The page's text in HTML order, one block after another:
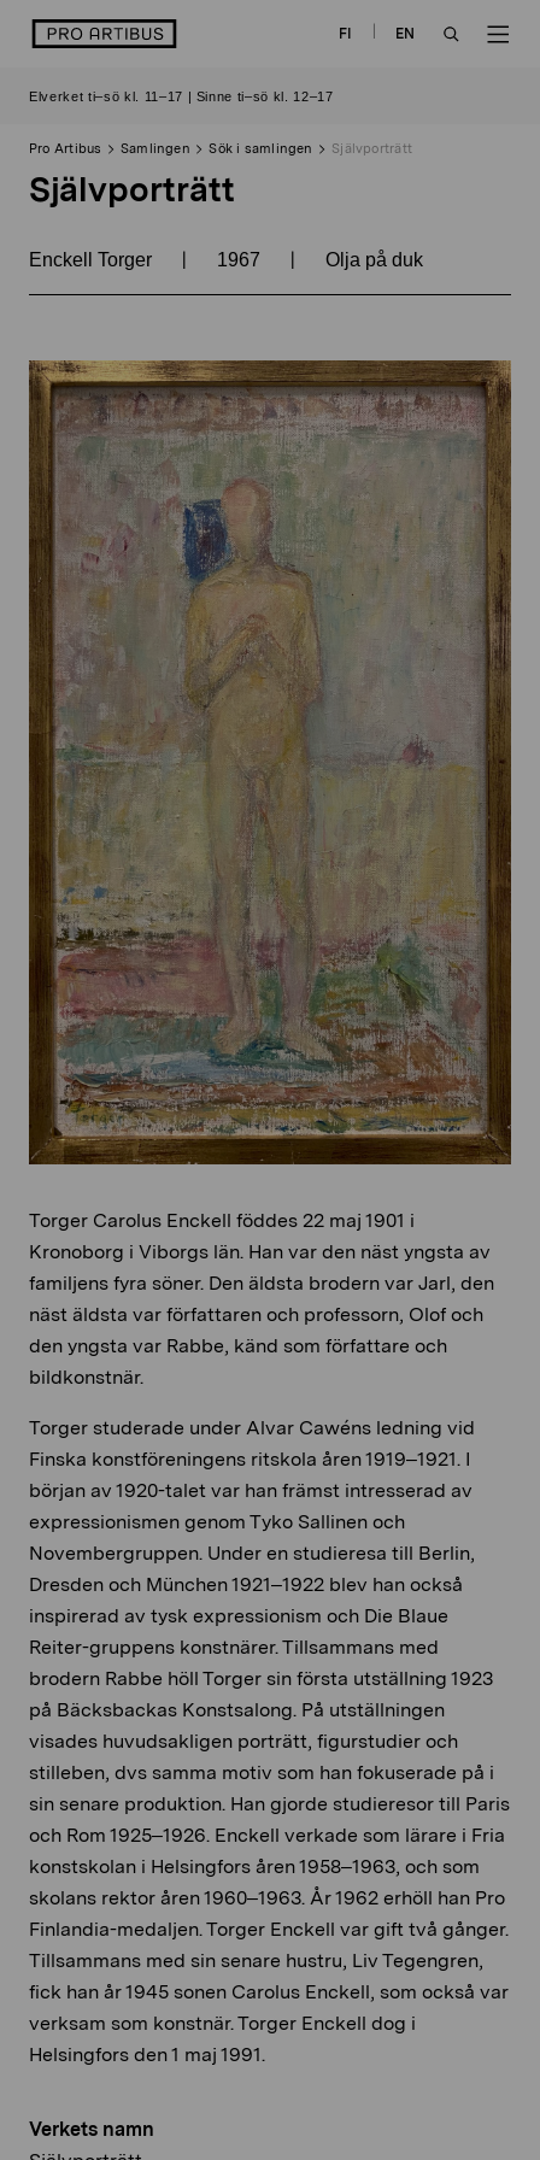
logo FI
EN
Elverket ti–sö kl. 11–17 | Sinne ti–sö kl. 12–17
Pro Artibus Samlingen Sök i samlingen Självporträtt
Självporträtt
Enckell Torger | 1967 | Olja på duk
Verkets namn
Torger Carolus Enckell föddes 22 maj 1901 i
Kronoborg i Viborgs län. Han var den näst yngsta av
familjens fyra söner. Den äldsta brodern var Jarl, den
näst äldsta var författaren och professorn, Olof och
den yngsta var Rabbe, känd som författare och
bildkonstnär.
Torger studerade under Alvar Cawéns ledning vid
Finska konstföreningens ritskola åren 1919–1921. I
början av 1920-talet var han främst intresserad av
expressionismen genom Tyko Sallinen och
Novembergruppen. Under en studieresa till Berlin,
Dresden och München 1921­–1922 blev han också
inspirerad av tysk expressionism och Die Blaue
Reiter-gruppens konstnärer. Tillsammans med
brodern Rabbe höll Torger sin första utställning 1923
på Bäcksbackas Konstsalong. På utställningen
visades huvudsakligen porträtt, figurstudier och
stilleben, dvs samma motiv som han fokuserade på i
sin senare produktion. Han gjorde studieresor till Paris
och Rom 1925–1926. Enckell verkade som lärare i Fria
konstskolan i Helsingfors åren 1958–1963, och som
skolans rektor åren 1960­–1963. År 1962 erhöll han Pro
Finlandia-medaljen. Torger Enckell var gift två gånger.
Tillsammans med sin senare hustru, Liv Tegengren,
fick han år 1945 sonen Carolus Enckell, som också var
verksam som konstnär. Torger Enckell dog i
Helsingfors den 1 maj 1991.